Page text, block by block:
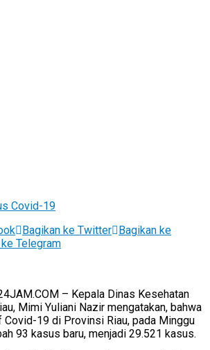
Covid-19
Bagikan ke Twitter Bagikan ke
Telegram
– Kepala Dinas Kesehatan
Mimi Yuliani Nazir mengatakan, bahwa
19 di Provinsi Riau, pada Minggu
93 kasus baru, menjadi 29.521 kasus.